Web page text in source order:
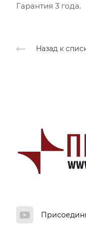
Гарантия 3 года.
Назад к